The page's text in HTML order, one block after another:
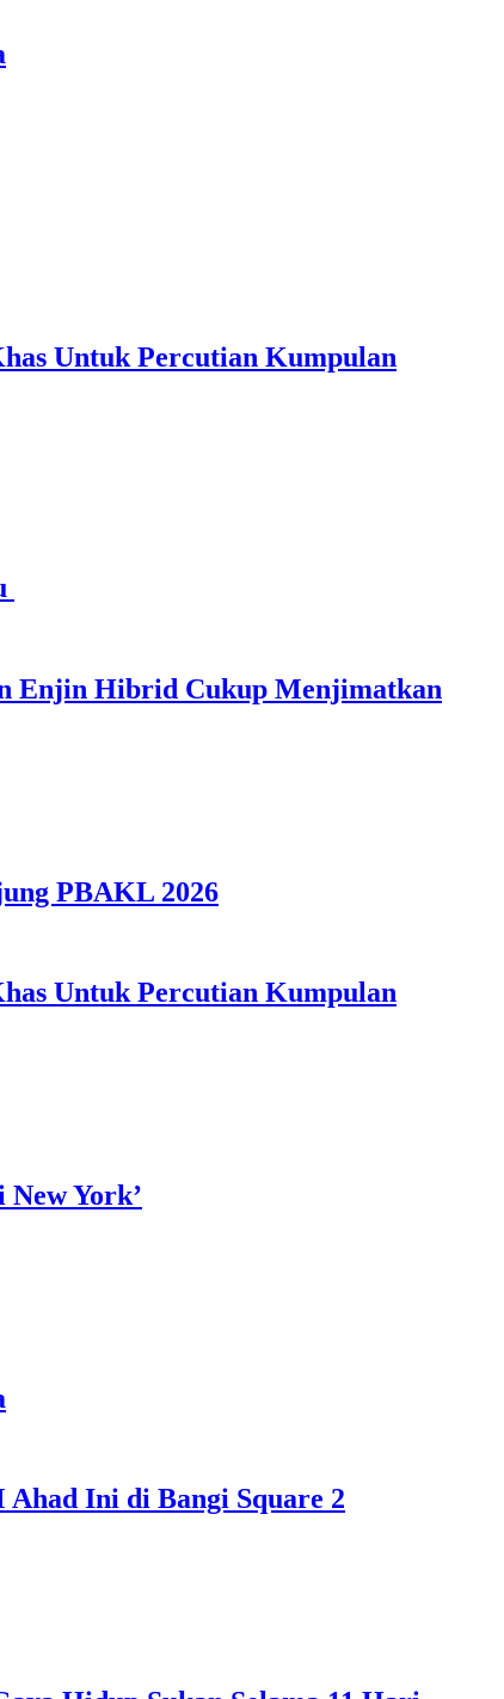
Untuk Percutian Kumpulan
Enjin Hibrid Cukup Menjimatkan
PBAKL 2026
Untuk Percutian Kumpulan
York’
Ahad Ini di Bangi Square 2